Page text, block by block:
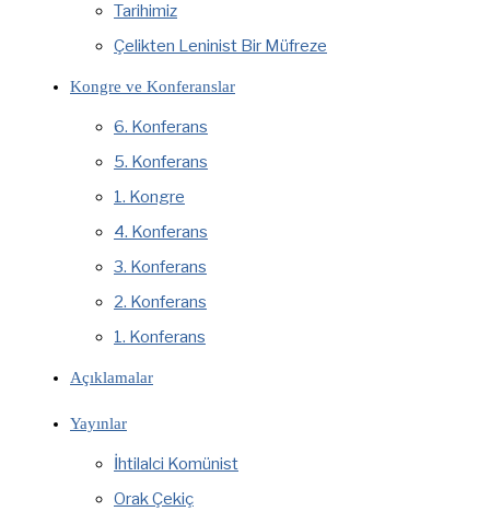
Tarihimiz
Çelikten Leninist Bir Müfreze
Kongre ve Konferanslar
6. Konferans
5. Konferans
1. Kongre
4. Konferans
3. Konferans
2. Konferans
1. Konferans
Açıklamalar
Yayınlar
İhtilalci Komünist
Orak Çekiç